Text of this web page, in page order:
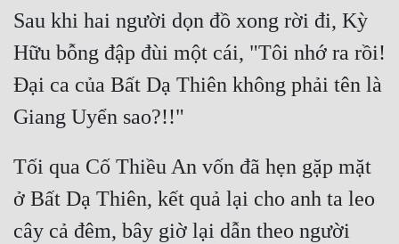
Tu Chân
Tu Tiên
Tội Phạm
Vô Địch
Võ Hiệp
Võng Du
Xuyên Không
Sau khi hai người dọn đồ xong rời đi, Kỳ
Hữu bỗng đập đùi một cái, "Tôi nhớ ra rồi!
Đại ca của Bất Dạ Thiên không phải tên là
Tối qua Cố Thiều An vốn đã hẹn gặp mặt
ở Bất Dạ Thiên, kết quả lại cho anh ta leo
cây cả đêm, bây giờ lại dẫn theo người